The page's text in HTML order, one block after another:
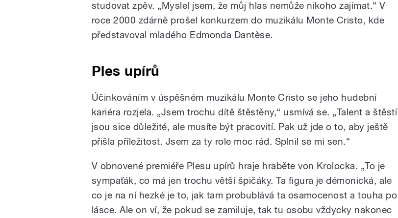
studovat zpěv. „Myslel jsem, že můj hlas nemůže nikoho zajímat.“ V
roce 2000 zdárně prošel konkurzem do muzikálu Monte Cristo, kde
představoval mladého Edmonda Dantèse.
Ples upírů
Účinkováním v úspěšném muzikálu Monte Cristo se jeho hudební
kariéra rozjela. „Jsem trochu dítě štěstěny,“ usmívá se. „Talent a štěstí
jsou sice důležité, ale musíte být pracovití. Pak už jde o to, aby ještě
přišla příležitost. Jsem za ty role moc rád. Splnil se mi sen.“
V obnovené premiéře Plesu upírů hraje hraběte von Krolocka. „To je
sympaťák, co má jen trochu větší špičáky. Ta figura je démonická, ale
co je na ní hezké je to, jak tam probublává ta osamocenost a touha po
lásce. Ale on ví, že pokud se zamiluje, tak tu osobu vždycky nakonec